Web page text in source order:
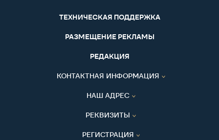
ТЕХНИЧЕСКАЯ ПОДДЕРЖКА
РАЗМЕЩЕНИЕ РЕКЛАМЫ
РЕДАКЦИЯ
КОНТАКТНАЯ ИНФОРМАЦИЯ
НАШ АДРЕС
РЕКВИЗИТЫ
РЕГИСТРАЦИЯ